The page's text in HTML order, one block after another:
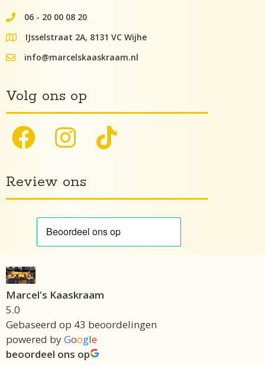
062000082
06 - 20 00 08 20
google maps lokatie
IJsselstraat 2A, 8131 VC Wijhe
info@kaaskraam.nl
info@marcelskaaskraam.nl
Volg ons op
Review ons
Marcel's Kaaskraam
5.0
Gebaseerd op 43 beoordelingen
powered byGoogle
beoordeel ons op